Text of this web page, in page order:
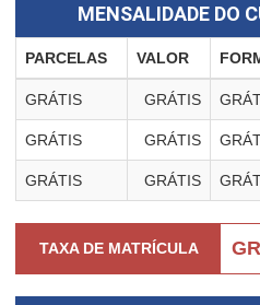
MENSALIDADE DO
PARCELAS VALOR
GRÁTIS GRÁTIS
GRÁTIS GRÁTIS
GRÁTIS GRÁTIS
TAXA DE MATRÍCULA